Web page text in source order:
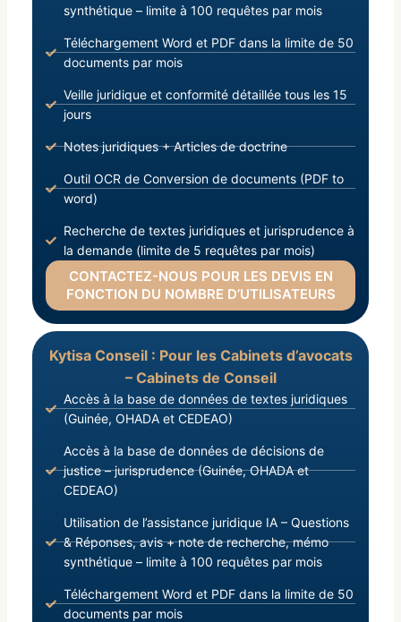
synthétique – limite à 100 requêtes par mois
Téléchargement Word et PDF dans la limite de 50
documents par mois
Veille juridique et conformité détaillée tous les 15
jours
Notes juridiques + Articles de doctrine
Outil OCR de Conversion de documents (PDF to
word)
Recherche de textes juridiques et jurisprudence à
la demande (limite de 5 requêtes par mois)
CONTACTEZ-NOUS POUR LES DEVIS EN
FONCTION DU NOMBRE D’UTILISATEURS
Kytisa Conseil : Pour les Cabinets d’avocats
– Cabinets de Conseil
Accès à la base de données de textes juridiques
(Guinée, OHADA et CEDEAO)
Accès à la base de données de décisions de
justice – jurisprudence (Guinée, OHADA et
CEDEAO)
Utilisation de l’assistance juridique IA – Questions
& Réponses, avis + note de recherche, mémo
synthétique – limite à 100 requêtes par mois
Téléchargement Word et PDF dans la limite de 50
documents par mois